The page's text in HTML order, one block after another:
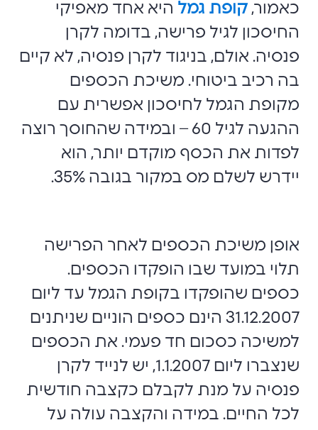
כאמור,קופת גמל היא אחד מאפיקי
החיסכון לגיל פרישה, בדומה לקרן
פנסיה. אולם, בניגוד לקרן פנסיה, לא קיים
בה רכיב ביטוחי. משיכת הכספים
מקופת הגמל לחיסכון אפשרית עם
ההגעה לגיל 60 – ובמידה שהחוסך רוצה
לפדות את הכסף מוקדם יותר, הוא
יידרש לשלם מס במקור בגובה 35%.
אופן משיכת הכספים לאחר הפרישה
תלוי במועד שבו הופקדו הכספים.
כספים שהופקדו בקופת הגמל עד ליום
31.12.2007 הינם כספים הוניים שניתנים
למשיכה כסכום חד פעמי. את הכספים
שנצברו ליום 1.1.2007, יש לנייד לקרן
פנסיה על מנת לקבלם כקצבה חודשית
לכל החיים. במידה והקצבה עולה על